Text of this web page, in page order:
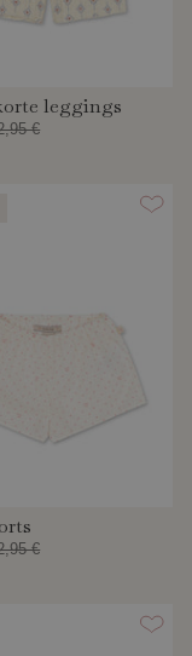
leggings
€
€